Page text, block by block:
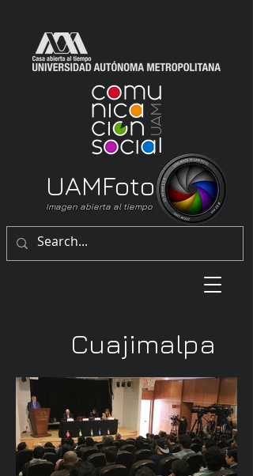
Imagen abierta al tiempo
UAMFoto
Cuajimalpa